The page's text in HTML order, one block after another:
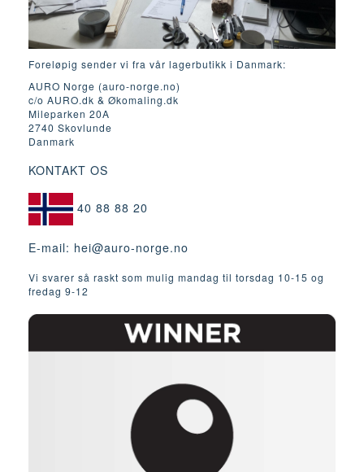
Foreløpig sender vi fra vår lagerbutikk i Danmark:
AURO Norge (auro-norge.no)
c/o AURO.dk & Økomaling.dk
Mileparken 20A
2740 Skovlunde
Danmark
KONTAKT OS
40 88 88 20
E-mail: hei@auro-norge.no
Vi svarer så raskt som mulig mandag til torsdag 10-15 og
fredag ​​9-12